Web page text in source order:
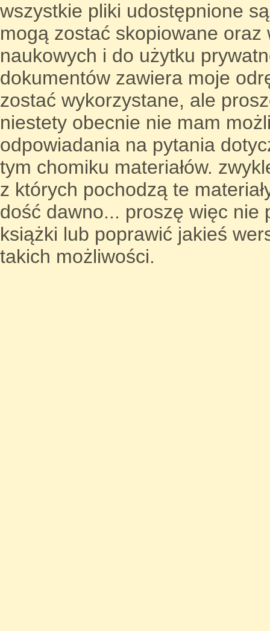
wszystkie pliki udostępnione
mogą zostać skopiowane
naukowych i do użytku
dokumentów zawiera moje
zostać wykorzystane, ale
niestety obecnie nie mam
odpowiadania na pytania
tym chomiku materiałów.
z których pochodzą te
dość dawno... proszę więc nie
książki lub poprawić jakieś
takich możliwości.